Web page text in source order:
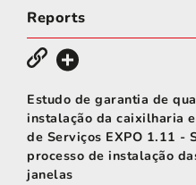
Reports
Estudo de garantia de
instalação da caixilharia
de Serviços EXPO 1.11 -
processo de instalação
janelas